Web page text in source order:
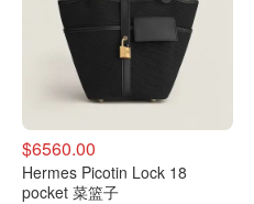
$6560.00
Hermes Picotin Lock 18
pocket 菜篮子